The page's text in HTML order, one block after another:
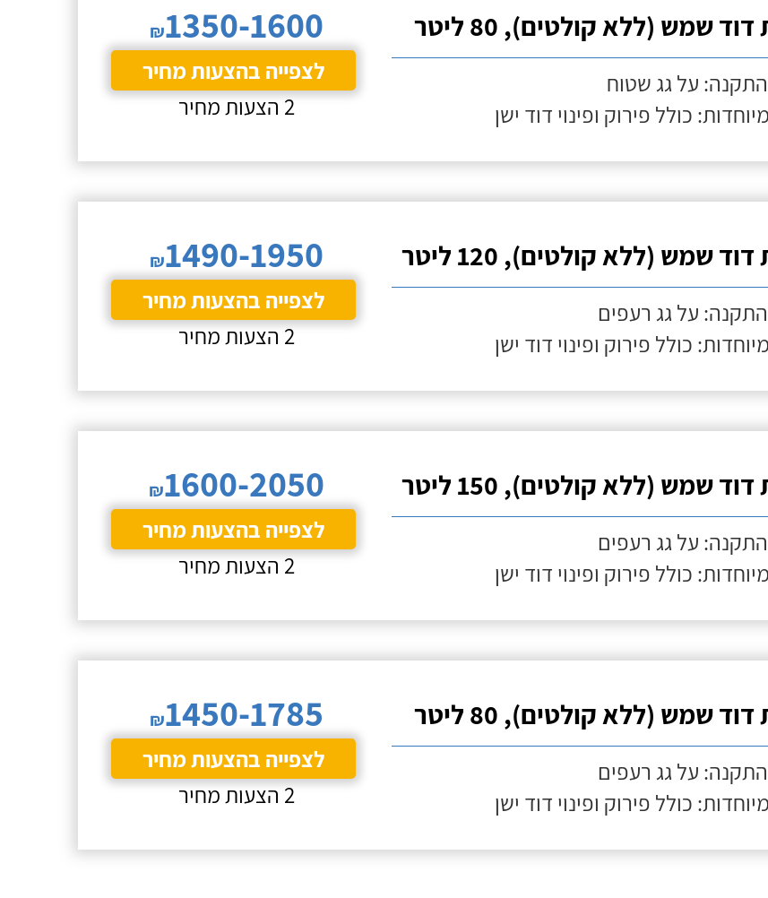
שמש (ללא קולטים), 80 ליטר
על גג שטוח
כולל פירוק ופינוי דוד ישן
₪1350-1600
לצפייה בהצעות מחיר
2 הצעות מחיר
שמש (ללא קולטים), 120 ליטר
על גג רעפים
כולל פירוק ופינוי דוד ישן
₪1490-1950
לצפייה בהצעות מחיר
2 הצעות מחיר
שמש (ללא קולטים), 150 ליטר
על גג רעפים
כולל פירוק ופינוי דוד ישן
₪1600-2050
לצפייה בהצעות מחיר
2 הצעות מחיר
שמש (ללא קולטים), 80 ליטר
על גג רעפים
כולל פירוק ופינוי דוד ישן
₪1450-1785
לצפייה בהצעות מחיר
2 הצעות מחיר